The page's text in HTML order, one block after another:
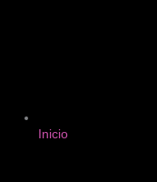
Inicio